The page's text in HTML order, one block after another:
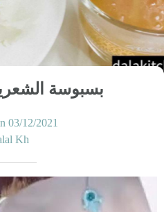
بسبوسة
03/12/2021
Kh